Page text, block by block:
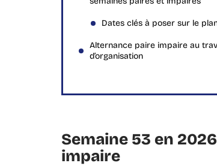
Dates clés à poser sur le
Alternance paire impaire au
d’organisation
Semaine 53 en
impaire